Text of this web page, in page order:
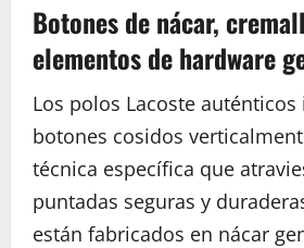
Botones de nácar,
elementos de hardware
Los polos Lacoste
botones cosidos
técnica específica que
puntadas seguras y
están fabricados en nácar